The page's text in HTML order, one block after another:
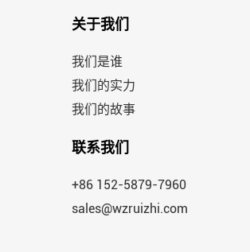
关于我们
我们是谁
我们的实力
我们的故事
联系我们
+86 152-5879-7960
sales@wzruizhi.com